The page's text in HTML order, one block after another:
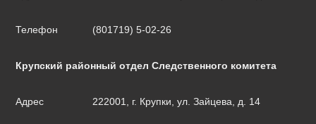
Телефон (801719) 5-02-26
Крупский районный отдел Следственного комитета
Адрес 222001, г. Крупки, ул. Зайцева, д. 14